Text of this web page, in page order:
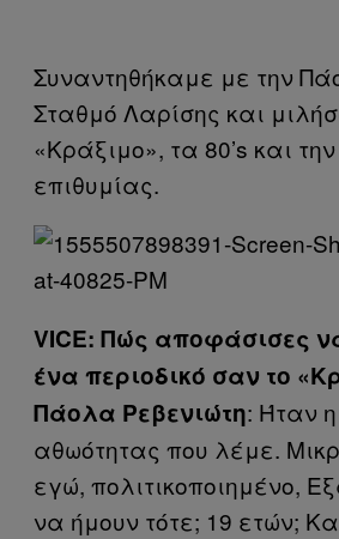
Συναντηθήκαμε με την
Σταθμό Λαρίσης και
«Κράξιμο», τα 80’s και την
επιθυμίας.
VICE: Πώς αποφάσισες
ένα περιοδικό σαν το
Πάολα Ρεβενιώτη: Ήταν
αθωότητας που λέμε.
εγώ, πολιτικοποιημένο,
να ήμουν τότε; 19 ετών;